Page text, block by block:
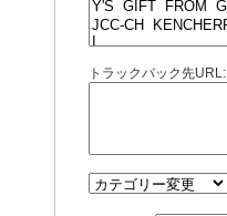
トラックバック先URL: